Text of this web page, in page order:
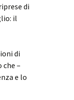
di
il
di
–
e lo